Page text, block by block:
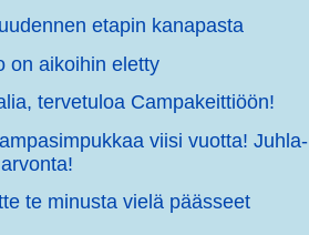
etapin kanapasta
on aikoihin eletty
tervetuloa Campakeittiöön!
viisi vuotta! Juhla-
arvonta!
te minusta vielä päässeet